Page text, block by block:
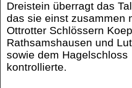
Dreistein überragt das
das sie einst zusammen
Ottrotter Schlössern
Rathsamshausen und
sowie dem Hagelschloss
kontrollierte.